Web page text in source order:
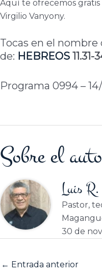
Aquí te ofrecemos
Virgilio Vanyony.
Tocas en el
de: HEBREOS 11.31-
Programa 0994 –
Sobre el
Luis
Pastor,
30 de
← Entrada anterior